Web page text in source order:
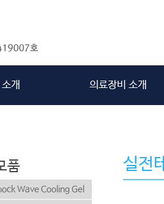
개 의료장비 소개
품
Wave Cooling Gel
실전